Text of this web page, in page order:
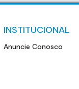
INSTITUCIONAL
Anuncie Conosco